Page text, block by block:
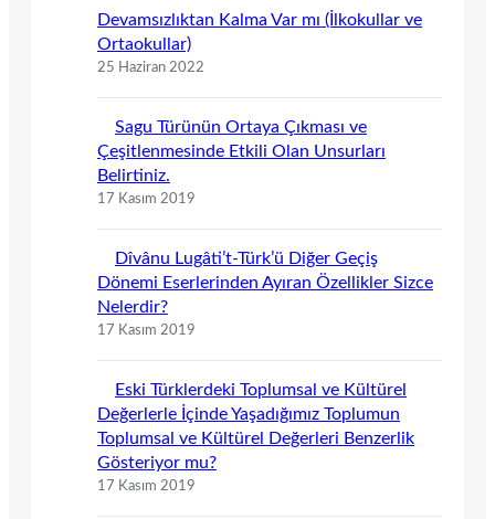
Devamsızlıktan Kalma Var mı (İlkokullar ve
Ortaokullar)
25 Haziran 2022
Sagu Türünün Ortaya Çıkması ve
Çeşitlenmesinde Etkili Olan Unsurları
Belirtiniz.
17 Kasım 2019
Dîvânu Lugâti’t-Türk’ü Diğer Geçiş
Dönemi Eserlerinden Ayıran Özellikler Sizce
Nelerdir?
17 Kasım 2019
Eski Türklerdeki Toplumsal ve Kültürel
Değerlerle İçinde Yaşadığımız Toplumun
Toplumsal ve Kültürel Değerleri Benzerlik
Gösteriyor mu?
17 Kasım 2019